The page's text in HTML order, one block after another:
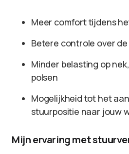
Meer comfort tijdens
Betere controle over
Minder belasting op
polsen
Mogelijkheid tot het
stuurpositie naar jouw
Mijn ervaring met